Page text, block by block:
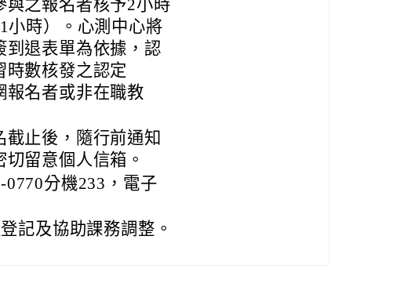
與之報名者核予2小時
小時）。心測中心將
到退表單為依據，認
時數核發之認定
報名者或非在職教
止後，隨行前通知
留意個人信箱。
分機233，電子
記及協助課務調整。